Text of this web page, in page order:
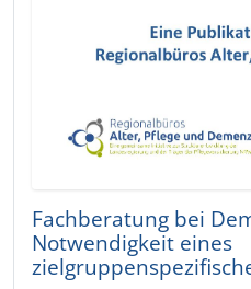
Fachberatung bei
Notwendigkeit eines